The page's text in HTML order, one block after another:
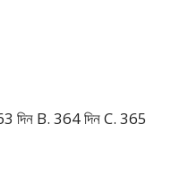
দিন B. 364 দিন C. 365